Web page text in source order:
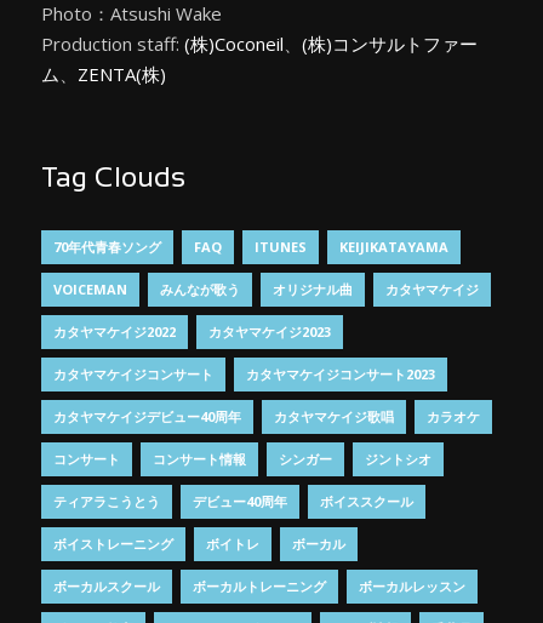
Photo：Atsushi Wake
Production staff: (株)Coconeil、 (株)コンサルトファー
ム、 ZENTA(株)
Tag Clouds
70年代青春ソング FAQ ITUNES KEIJIKATAYAMA
VOICEMAN みんなが歌う オリジナル曲 カタヤマケイジ
カタヤマケイジ2022 カタヤマケイジ2023
カタヤマケイジコンサート カタヤマケイジコンサート2023
カタヤマケイジデビュー40周年 カタヤマケイジ歌唱 カラオケ
コンサート コンサート情報 シンガー ジントシオ
ティアラこうとう デビュー40周年 ボイススクール
ボイストレーニング ボイトレ ボーカル
ボーカルスクール ボーカルトレーニング ボーカルレッスン